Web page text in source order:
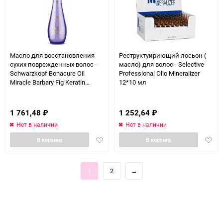
Масло для восстановления
сухих поврежденных волос -
Schwarzkopf Bonacure Oil
Miracle Barbary Fig Keratin
1 761,48 ₽
Нет в наличии
Добавить
В корзину
Реструктуириющий лосьон (
масло) для волос - Selective
Professional Olio Mineralizer
12*10 мл
1 252,64 ₽
Нет в наличии
В корзину
1 2 →